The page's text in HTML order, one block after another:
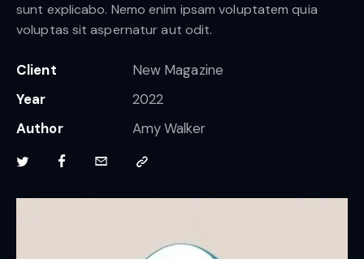
sunt explicabo. Nemo enim ipsam voluptatem quia
voluptas sit aspernatur aut odit.
Client
New Magazine
Year
2022
Author
Amy Walker